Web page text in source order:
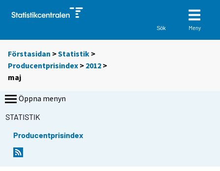
Sök Meny
Förstasidan >Statistik >
Producentprisindex > 2012 >
maj
Öppna menyn
STATISTIK
Producentprisindex